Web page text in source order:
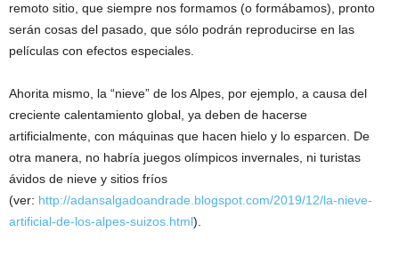
remoto sitio, que siempre nos formamos (o formábamos), pronto
serán cosas del pasado, que sólo podrán reproducirse en las
películas con efectos especiales.
Ahorita mismo, la “nieve” de los Alpes, por ejemplo, a causa del
creciente calentamiento global, ya deben de hacerse
artificialmente, con máquinas que hacen hielo y lo esparcen. De
otra manera, no habría juegos olímpicos invernales, ni turistas
ávidos de nieve y sitios fríos
(ver: http://adansalgadoandrade.blogspot.com/2019/12/la-nieve-
artificial-de-los-alpes-suizos.html).